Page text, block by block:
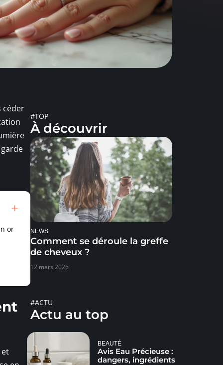
céder
or
et
#TOP
À découvrir
NEWS
Comment se déroule la greffe
de cheveux ?
12 mars 2026
#ACTU
Actu au top
BEAUTÉ
Avis Eau Précieuse :
dangers, ingrédients